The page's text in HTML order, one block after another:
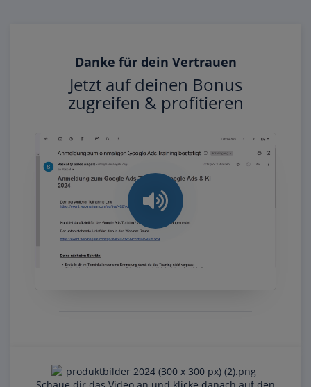
Danke für dein Vertrauen
Jetzt auf deinen Bonus
zugreifen & profitieren